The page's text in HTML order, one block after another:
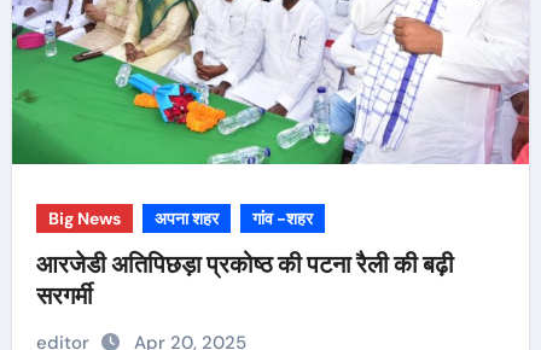
Big News अपना शहर गांव -शहर
आरजेडी अतिपिछड़ा प्रकोष्ठ की पटना रैली की बढ़ी
सरगर्मी
editor Apr 20, 2025